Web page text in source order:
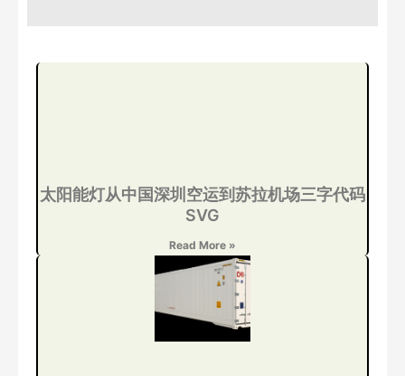
太阳能灯从中国深圳空运到苏拉机场三字代码
SVG
Read More »